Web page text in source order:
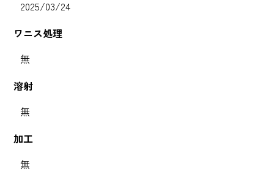
2025/03/24
ワニス処理
無
溶射
無
加工
無